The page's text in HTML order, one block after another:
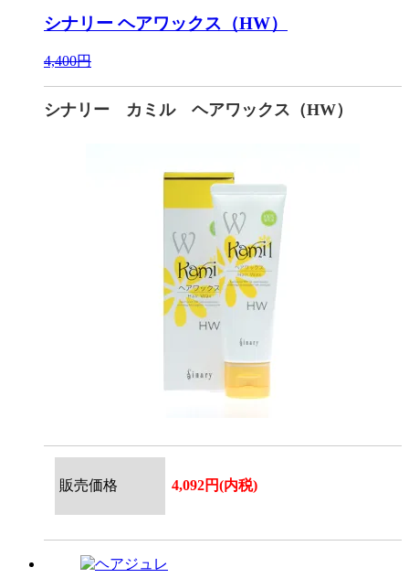
シナリー ヘアワックス（HW）
4,400円
シナリー カミル ヘアワックス（HW）
販売価格 4,092円(内税)